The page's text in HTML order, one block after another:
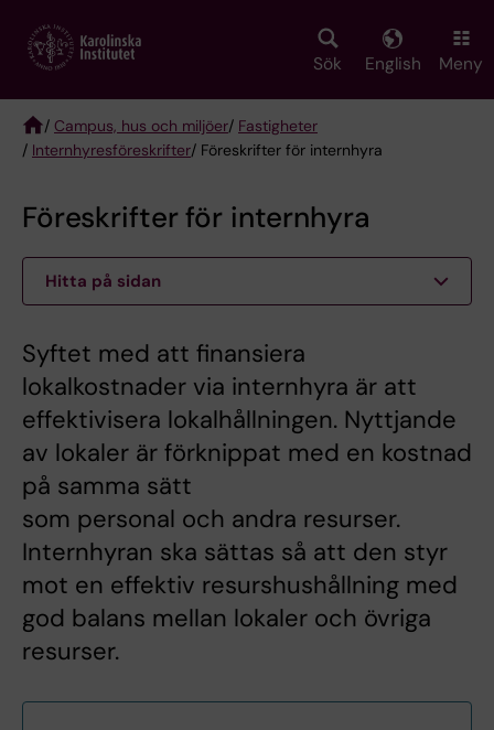
main
Sök English Meny
Breadcrumb
/ Campus, hus och miljöer/ Fastigheter
/ Internhyresföreskrifter/ Föreskrifter för internhyra
Föreskrifter för internhyra
Hitta på sidan
Syftet med att finansiera
lokalkostnader via internhyra är att
effektivisera lokalhållningen. Nyttjande
av lokaler är förknippat med en kostnad
på samma sätt
som personal och andra resurser.
Internhyran ska sättas så att den styr
mot en effektiv resurshushållning med
god balans mellan lokaler och övriga
resurser.